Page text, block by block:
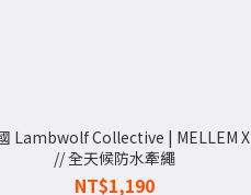
Lambwolf Collective | MELLEM X
// 全天候防水牽繩
NT$1,190